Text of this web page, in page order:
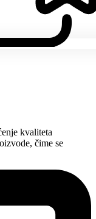
kvaliteta
čime se